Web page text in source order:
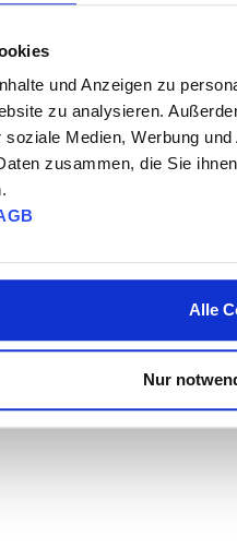
und Anzeigen zu
zu analysieren.
Medien, Werbung
zusammen, die Sie
Alle
Nur
Co. KG – Tous droits réservés.